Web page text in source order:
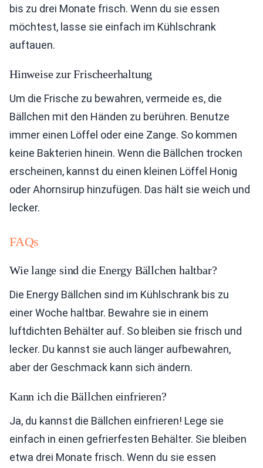
bis zu drei Monate frisch. Wenn du sie essen
möchtest, lasse sie einfach im Kühlschrank
auftauen.
Hinweise zur Frischeerhaltung
Um die Frische zu bewahren, vermeide es, die
Bällchen mit den Händen zu berühren. Benutze
immer einen Löffel oder eine Zange. So kommen
keine Bakterien hinein. Wenn die Bällchen trocken
erscheinen, kannst du einen kleinen Löffel Honig
oder Ahornsirup hinzufügen. Das hält sie weich und
lecker.
FAQs
Wie lange sind die Energy Bällchen haltbar?
Die Energy Bällchen sind im Kühlschrank bis zu
einer Woche haltbar. Bewahre sie in einem
luftdichten Behälter auf. So bleiben sie frisch und
lecker. Du kannst sie auch länger aufbewahren,
aber der Geschmack kann sich ändern.
Kann ich die Bällchen einfrieren?
Ja, du kannst die Bällchen einfrieren! Lege sie
einfach in einen gefrierfesten Behälter. Sie bleiben
etwa drei Monate frisch. Wenn du sie essen